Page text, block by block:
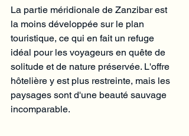
La partie méridionale de Zanzibar est
la moins développée sur le plan
touristique, ce qui en fait un refuge
idéal pour les voyageurs en quête de
solitude et de nature préservée. L'offre
hôtelière y est plus restreinte, mais les
paysages sont d'une beauté sauvage
incomparable.